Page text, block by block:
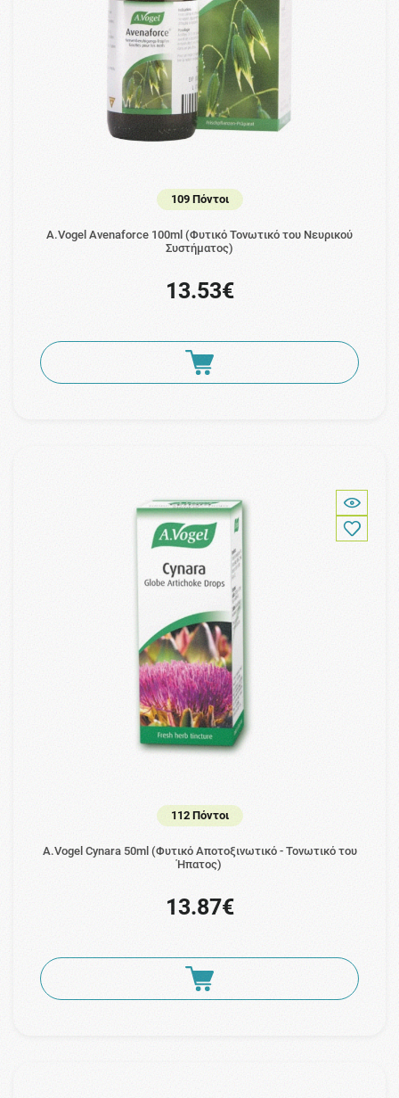
109 Πόντοι
A.Vogel Avenaforce 100ml (Φυτικό Τονωτικό του Νευρικού
Συστήματος)
13.53€
112 Πόντοι
A.Vogel Cynara 50ml (Φυτικό Aποτοξινωτικό - Τονωτικό του
Ήπατος)
13.87€